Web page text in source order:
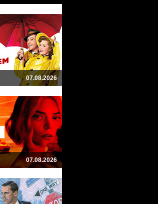
07.08.2026
07.08.2026